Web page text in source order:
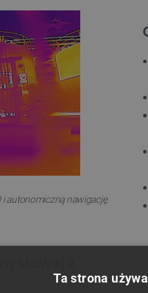
i autonomiczną nawigację.
z
Ta strona